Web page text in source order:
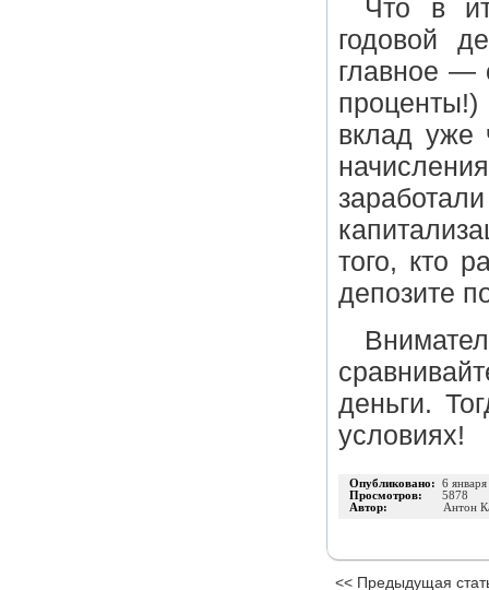
Что в
годовой
главное —
вклад уже
того, кто
депозите
деньги.
условиях!
Опубликовано: 6
Просмотров: 5878
Автор:
Антон
<< Предыдущая